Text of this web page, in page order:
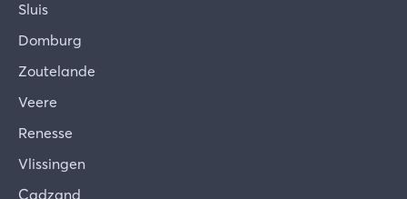
Sluis
Domburg
Zoutelande
Veere
Renesse
Vlissingen
Cadzand